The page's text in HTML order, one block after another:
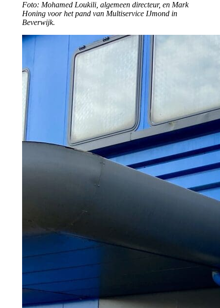
Foto: Mohamed Loukili, algemeen directeur, en Mark
Honing voor het pand van Multiservice IJmond in
Beverwijk.